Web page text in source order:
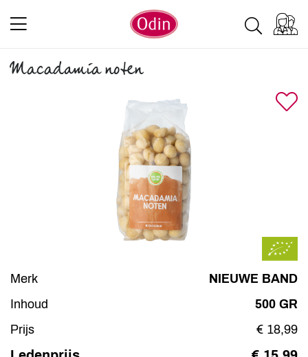
Macadamia noten
Merk
NIEUWE BAND
Inhoud
500 GR
Prijs
€ 18,99